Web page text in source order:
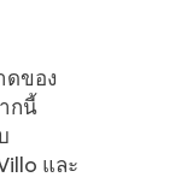
ดของ
กนี้
และ